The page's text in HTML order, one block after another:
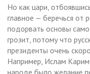
Но как цари,
главное — беречься от
подорвать основы
грозит, потому что
президенты очень
Например, Ислам
народе было желание